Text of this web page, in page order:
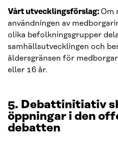
Vårt utvecklingsförslag: Om
användningen av
olika befolkningsgrupper
samhällsutvecklingen och
åldersgränsen för
eller 16 år.
5. Debattinitiativ
öppningar i den
debatten